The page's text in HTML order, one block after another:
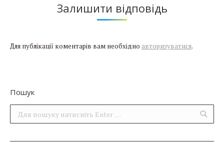
Залишити відповідь
Для публікації коментарів вам необхідно авторизуватися.
Пошук
Поиск: